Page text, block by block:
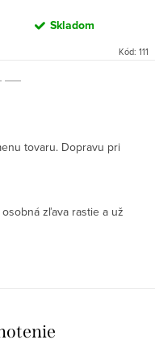
Skladom
Kód: 111
tovaru. Dopravu pri
zľava rastie a už